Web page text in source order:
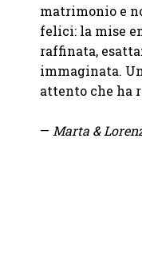
matrimonio e
felici: la mise
raffinata,
immaginata.
attento che ha
— Marta &